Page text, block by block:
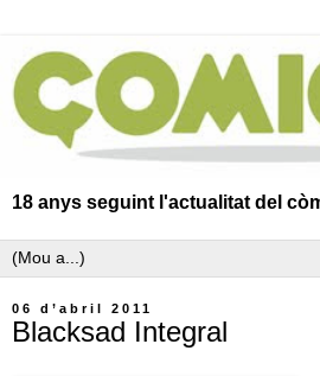
18 anys seguint l'actualitat del
06 d’abril 2011
Blacksad Integral